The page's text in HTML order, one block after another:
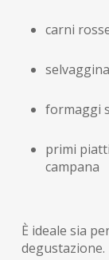
carni
formaggi
primi
campana
È ideale sia
degustazione.